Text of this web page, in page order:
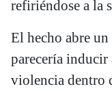
refiriéndose a la
El hecho abre
parecería
violencia dentro